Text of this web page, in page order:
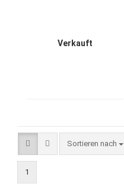
Verkauft
Sortieren nach
Sortieren nach
1